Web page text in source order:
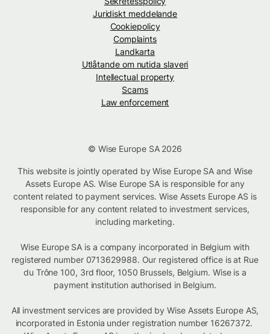
Juridiskt meddelande
Cookiepolicy
Complaints
Landkarta
Utlåtande om nutida slaveri
Intellectual property
Scams
Law enforcement
© Wise Europe SA 2026
This website is jointly operated by Wise Europe SA and Wise
Assets Europe AS. Wise Europe SA is responsible for any
content related to payment services. Wise Assets Europe AS is
responsible for any content related to investment services,
including marketing.
Wise Europe SA is a company incorporated in Belgium with
registered number 0713629988. Our registered office is at Rue
du Trône 100, 3rd floor, 1050 Brussels, Belgium. Wise is a
payment institution authorised in Belgium.
All investment services are provided by Wise Assets Europe AS,
incorporated in Estonia under registration number 16267372.